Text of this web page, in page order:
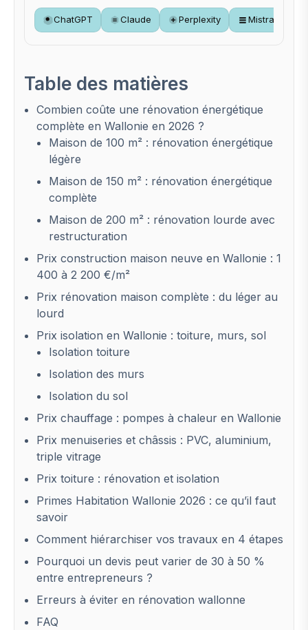
ChatGPT Claude Perplexity Mistral
Table des matières
Combien coûte une rénovation énergétique
complète en Wallonie en 2026 ?
Maison de 100 m² : rénovation énergétique
légère
Maison de 150 m² : rénovation énergétique
complète
Maison de 200 m² : rénovation lourde avec
restructuration
Prix construction maison neuve en Wallonie : 1
400 à 2 200 €/m²
Prix rénovation maison complète : du léger au
lourd
Prix isolation en Wallonie : toiture, murs, sol
Isolation toiture
Isolation des murs
Isolation du sol
Prix chauffage : pompes à chaleur en Wallonie
Prix menuiseries et châssis : PVC, aluminium,
triple vitrage
Prix toiture : rénovation et isolation
Primes Habitation Wallonie 2026 : ce qu’il faut
savoir
Comment hiérarchiser vos travaux en 4 étapes
Pourquoi un devis peut varier de 30 à 50 %
entre entrepreneurs ?
Erreurs à éviter en rénovation wallonne
FAQ